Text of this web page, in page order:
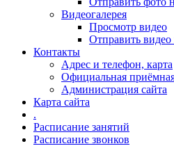
Видеогалерея
Просмотр видео
Отправить видео
Контакты
Адрес и телефон, карта
Официальная
Администрация сайта
Карта сайта
.
Расписание занятий
Расписание звонков